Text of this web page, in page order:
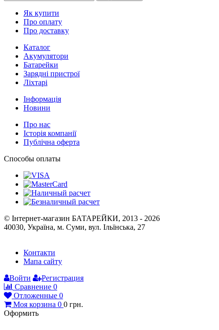
Як купити
Про оплату
Про доставку
Каталог
Акумулятори
Батарейки
Зарядні пристрої
Ліхтарі
Інформація
Новини
Про нас
Історія компанії
Публічна оферта
Способы оплаты
© Інтернет-магазин БАТАРЕЙКИ, 2013 - 2026
40030, Україна, м. Суми, вул. Ільїнська, 27
Контакти
Мапа сайту
Войти
Регистрация
Сравнение 0
Отложенные 0
Моя корзина 0 0 грн.
Оформить